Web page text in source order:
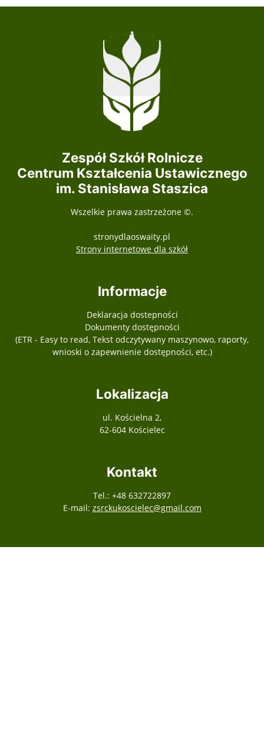
Zespół Szkół Rolnicze
Centrum Kształcenia Ustawicznego
im. Stanisława Staszica
Wszelkie prawa zastrzeżone ©.
stronydlaoswaity.pl
Strony internetowe dla szkółotwiera się w
Informacje
Deklaracja dostepności
Dokumenty dostępności
(ETR - Easy to read, Tekst odczytywany maszynowo, raporty,
wnioski o zapewnienie dostępności, etc.)
Lokalizacja
ul. Kościelna 2,
62-604 Kościelec
Kontakt
Tel.: +48 632722897
E-mail: zsrckukoscielec@gmail.com